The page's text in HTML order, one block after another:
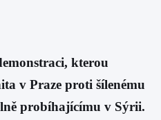
kterou
v Praze proti šílenému
probíhajícímu v Sýrii.